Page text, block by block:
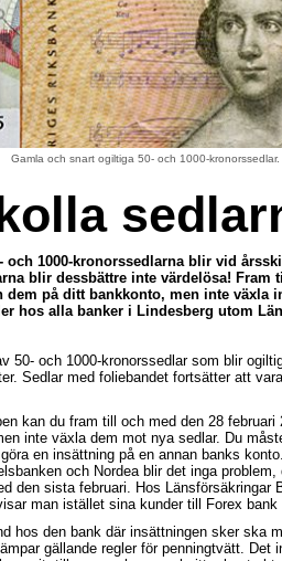
Gamla och snart ogiltiga 50- och 1000-
och 1000-kronorssedlarna blir vid
blir dessbättre inte värdelösa! Fram
dem på ditt bankkonto, men inte växla
hos alla banker i Lindesberg utom
50- och 1000-kronorssedlar som blir
Sedlar med foliebandet fortsätter att
kan du fram till och med den 28 februari
inte växla dem mot nya sedlar. Du
en insättning på en annan banks
och Nordea blir det inga
den sista februari. Hos Länsförsäkringar
man istället sina kunder till Forex bank
hos den bank där insättningen sker ska
gällande regler för penningtvätt. Det